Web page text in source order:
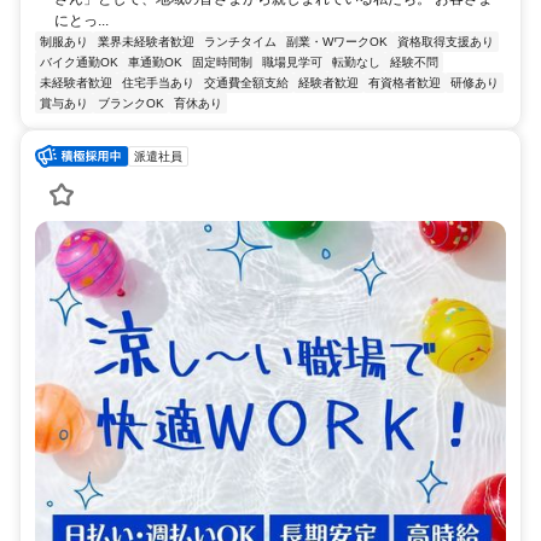
にとっ...
制服あり 業界未経験者歓迎 ランチタイム 副業・WワークOK
資格取得支援あり
バイク通勤OK
車通勤OK 固定時間制 職場見学可 転勤なし
経験不問
未経験者歓迎
住宅手当あり 交通費全額支給 経験者歓迎 有資格者歓迎
研修あり
賞与あり
ブランクOK 育休あり
派遣社員